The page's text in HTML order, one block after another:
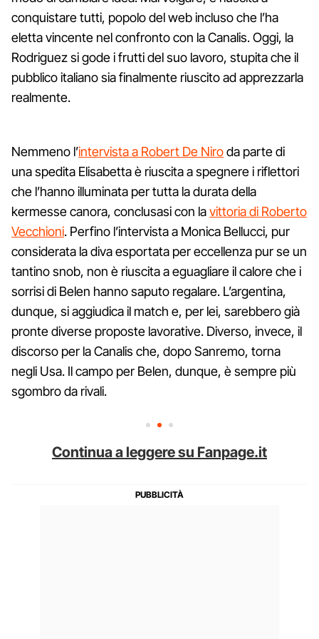
conquistare tutti, popolo del web incluso che l’ha
eletta vincente nel confronto con la Canalis. Oggi, la
Rodriguez si gode i frutti del suo lavoro, stupita che il
pubblico italiano sia finalmente riuscito ad apprezzarla
realmente.
Nemmeno l’intervista a Robert De Niroda parte di
una spedita Elisabetta è riuscita a spegnere i riflettori
che l’hanno illuminata per tutta la durata della
kermesse canora, conclusasi con lavittoria di Roberto
Vecchioni. Perfino l’intervista a Monica Bellucci, pur
considerata la diva esportata per eccellenza pur se un
tantino snob, non è riuscita a eguagliare il calore che i
sorrisi di Belen hanno saputo regalare. L’argentina,
dunque, si aggiudica il match e, per lei, sarebbero già
pronte diverse proposte lavorative. Diverso, invece, il
discorso per la Canalis che, dopo Sanremo, torna
negli Usa. Il campo per Belen, dunque, è sempre più
sgombro da rivali.
Continua a leggere su Fanpage.it